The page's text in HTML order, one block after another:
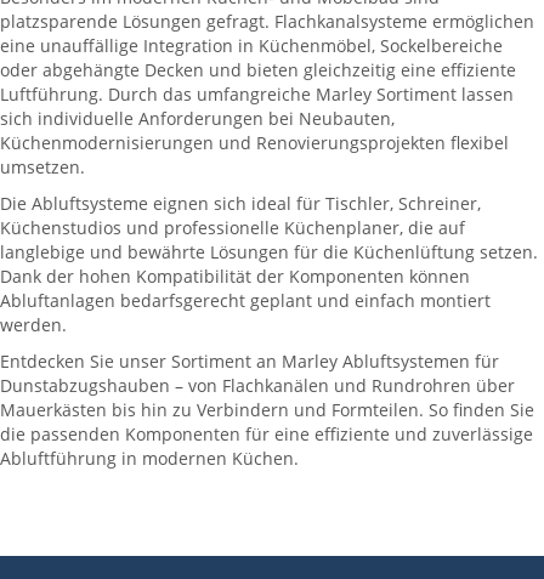
platzsparende Lösungen gefragt. Flachkanalsysteme ermöglichen
eine unauffällige Integration in Küchenmöbel, Sockelbereiche
oder abgehängte Decken und bieten gleichzeitig eine effiziente
Luftführung. Durch das umfangreiche Marley Sortiment lassen
sich individuelle Anforderungen bei Neubauten,
Küchenmodernisierungen und Renovierungsprojekten flexibel
umsetzen.
Die Abluftsysteme eignen sich ideal für Tischler, Schreiner,
Küchenstudios und professionelle Küchenplaner, die auf
langlebige und bewährte Lösungen für die Küchenlüftung setzen.
Dank der hohen Kompatibilität der Komponenten können
Abluftanlagen bedarfsgerecht geplant und einfach montiert
werden.
Entdecken Sie unser Sortiment an Marley Abluftsystemen für
Dunstabzugshauben – von Flachkanälen und Rundrohren über
Mauerkästen bis hin zu Verbindern und Formteilen. So finden Sie
die passenden Komponenten für eine effiziente und zuverlässige
Abluftführung in modernen Küchen.